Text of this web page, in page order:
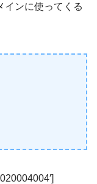
インに使ってくる